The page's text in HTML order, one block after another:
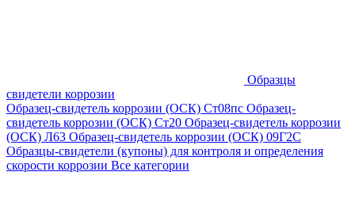
Образцы
свидетели коррозии
Образец-свидетель коррозии (ОСК) Ст08пс Образец-
свидетель коррозии (ОСК) Ст20 Образец-свидетель коррозии
(ОСК) Л63 Образец-свидетель коррозии (ОСК) 09Г2С
Образцы-свидетели (купоны) для контроля и определения
скорости коррозии Все категории